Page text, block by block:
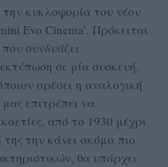
κυκλοφορία του νέου
Evo Cinema’. Πρόκειται
συνδυάζει
σε μία συσκευή,
αρέσει η αναλογική
επιτρέπει να
από το 1930 μέχρι
την κάνει ακόμα πιο
θα υπάρχει